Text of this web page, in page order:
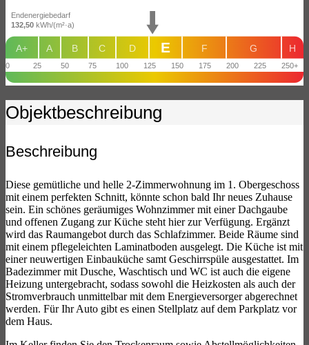
0 25 50 75 100 125 150 175 200 225 250+
H
G
F
D
C
B
A
A+ E
Endenergiebedarf
132,50 kWh/(m²·a)
Objekt­beschreibung
Beschreibung
Diese gemütliche und helle 2-Zimmerwohnung im 1. Obergeschoss
mit einem perfekten Schnitt, könnte schon bald Ihr neues Zuhause
sein. Ein schönes geräumiges Wohnzimmer mit einer Dachgaube
und offenen Zugang zur Küche steht hier zur Verfügung. Ergänzt
wird das Raumangebot durch das Schlafzimmer. Beide Räume sind
mit einem pflegeleichten Laminatboden ausgelegt. Die Küche ist mit
einer neuwertigen Einbauküche samt Geschirrspüle ausgestattet. Im
Badezimmer mit Dusche, Waschtisch und WC ist auch die eigene
Heizung untergebracht, sodass sowohl die Heizkosten als auch der
Stromverbrauch unmittelbar mit dem Energieversorger abgerechnet
werden. Für Ihr Auto gibt es einen Stellplatz auf dem Parkplatz vor
dem Haus.